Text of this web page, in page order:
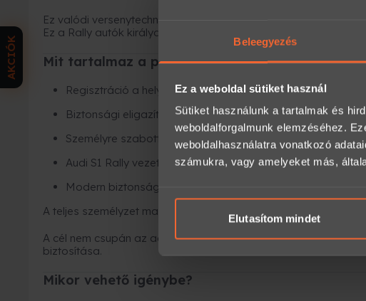
Beleegyezés
Ez a weboldal sütiket használ
Sütiket használunk a tartalmak és
weboldalforgalmunk elemzéséhez.
weboldalhasználatra vonatkozó
számukra, vagy amelyeket más,
Elutasítom mindet
Ez valódi versenytechnika.
Ez a Rally autók királya.
Mit tartalmaz a program?
Regisztráció a helyszínen
Biztonsági eligazítás
Személyre szabott instrukciók
Audi S1 Rally vezetése zárt versenypályán
Modern biztonsági felszerelés
A teljes személyzet magyar, magyarul beszél, emellett angolul
A cél nem csupán az adrenalinszint növelése, hanem a
biztosítása.
Mikor vehető igénybe?
AKCIÓK